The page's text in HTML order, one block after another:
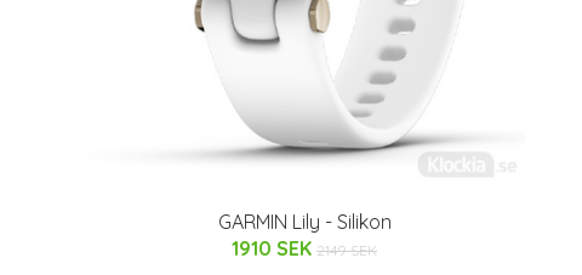
GARMIN Lily - Silikon
1910 SEK 2149 SEK